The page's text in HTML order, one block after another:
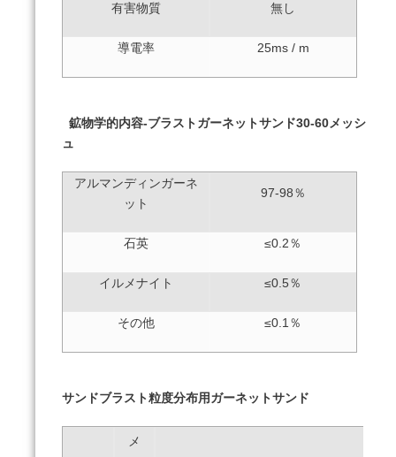
有害物質 無し
導電率 25ms / m
鉱物学的内容-ブラストガーネットサンド30-60メッシ
ュ
アルマンディンガーネ
ット
97-98％
石英 ≤0.2％
イルメナイト ≤0.5％
その他 ≤0.1％
サンドブラスト粒度分布用ガーネットサンド
メ